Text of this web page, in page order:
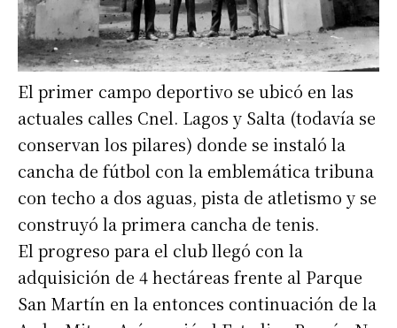
El primer campo deportivo se ubicó en las
actuales calles Cnel. Lagos y Salta (todavía se
conservan los pilares) donde se instaló la
cancha de fútbol con la emblemática tribuna
con techo a dos aguas, pista de atletismo y se
construyó la primera cancha de tenis.
El progreso para el club llegó con la
adquisición de 4 hectáreas frente al Parque
San Martín en la entonces continuación de la